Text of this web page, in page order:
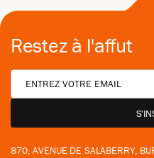
Restez à l'affut
870, AVENUE DE SALABERRY,